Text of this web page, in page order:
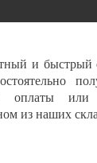
и быстрый
оплаты
из наших